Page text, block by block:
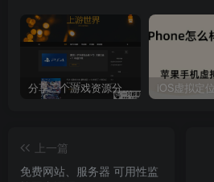
分享三个游戏资源分享的网站，包含Switch游戏、PS4游戏、Steam的单机游戏
上一篇
免费网站、服务器 可用性监